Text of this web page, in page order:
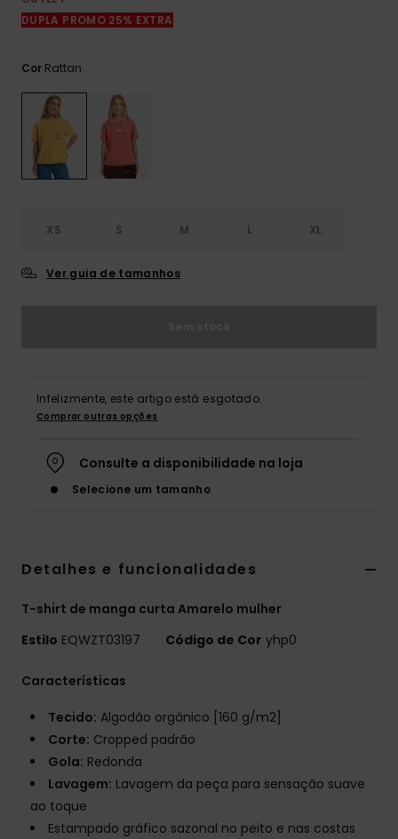
formulário de
contacto.
DUPLA PROMO 25% EXTRA
Cor Rattan
XS S M L XL
Ver guia de tamanhos
Infelizmente, este artigo está esgotado.
Comprar outras opções
Consulte a disponibilidade na loja
Selecione um tamanho
Detalhes e funcionalidades
T-shirt de manga curta Amarelo mulher
Estilo EQWZT03197 Código de Cor yhp0
Características
Tecido: Algodão orgânico [160 g/m2]
Corte: Cropped padrão
Gola: Redonda
Lavagem: Lavagem da peça para sensação suave
ao toque
Estampado gráfico sazonal no peito e nas costas